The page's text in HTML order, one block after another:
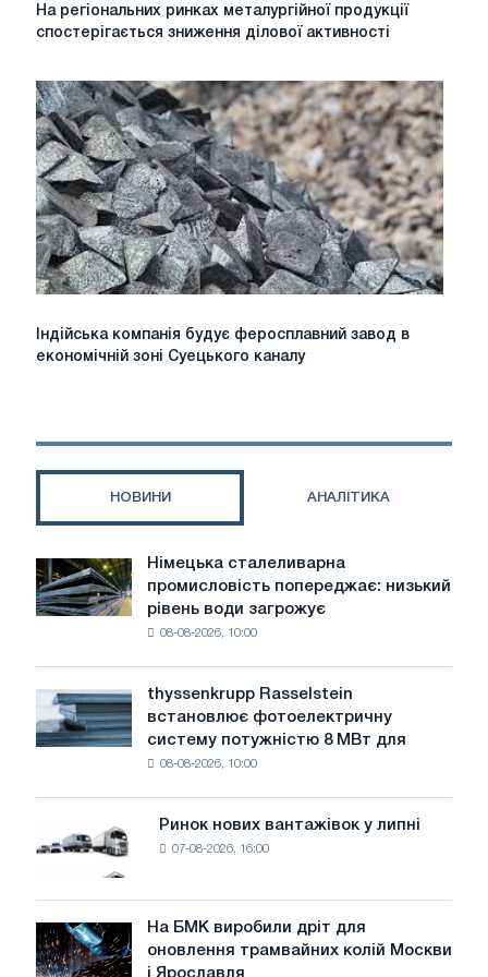
регіональних
продукції
спостерігається
зниження
ділової
активності
На регіональних ринках металургійної продукції
спостерігається зниження ділової активності
Індійська
компанія
в
каналу
Індійська компанія будує феросплавний завод в
економічній зоні Суецького каналу
НОВИНИ АНАЛІТИКА
Німецька
сталеливарна
промисловість
води
загрожує
безпеці
Німецька сталеливарна
промисловість попереджає: низький
рівень води загрожує
08-08-2026, 10:00
thyssenkrupp
Rasselstein
встановлює
фотоелектричну
досягнення
цілей
декарбонізації
thyssenkrupp Rasselstein
встановлює фотоелектричну
систему потужністю 8 МВт для
08-08-2026, 10:00
Ринок
нових
вантажівок
у
липні
Ринок нових вантажівок у липні
07-08-2026, 16:00
На
БМК
На БМК виробили дріт для
оновлення трамвайних колій Москви
і Ярославля